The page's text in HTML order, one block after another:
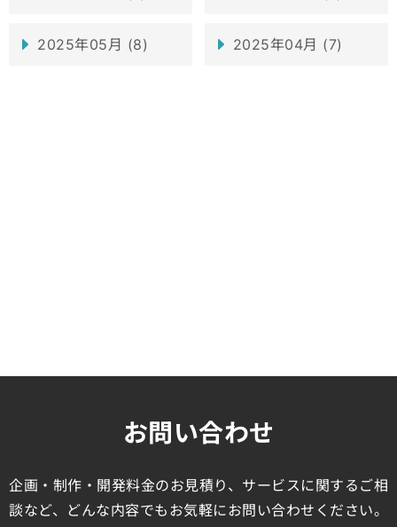
2025年05月 (8) 2025年04月 (7)
お問い合わせ
企画・制作・開発料金のお見積り、サービスに関するご相
談など、どんな内容でもお気軽にお問い合わせください。